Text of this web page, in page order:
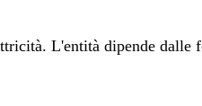
L'entità dipende dalle